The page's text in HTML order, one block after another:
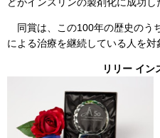
同賞は、この100年の歴史のう
による治療を継続している人を対
リリー イン